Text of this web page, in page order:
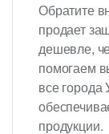
Обратите
продает
дешевле,
помогаем
все города
продукции.